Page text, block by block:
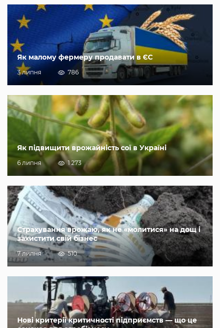
Як малому фермеру продавати в ЄС
3 липня 786
Як підвищити врожайність сої в Україні
6 липня 1 273
Страхування врожаю, як не «молитися» на дощ і
захистити свій бізнес
7 липня 510
Нові критерії критичності підприємств — що це